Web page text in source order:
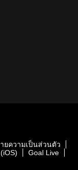
ยความเป็นส่วนตัว
Goal Live